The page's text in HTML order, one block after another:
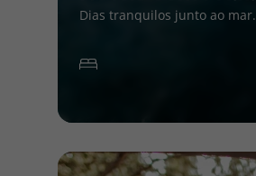
Dias tranquilos junto ao mar.